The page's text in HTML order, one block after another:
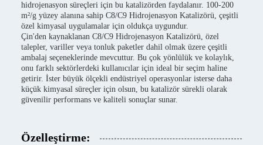
hidrojenasyon süreçleri için bu katalizörden faydalanır. 100-200
m²/g yüzey alanına sahip C8/C9 Hidrojenasyon Katalizörü, çeşitli
özel kimyasal uygulamalar için oldukça uygundur.
Çin'den kaynaklanan C8/C9 Hidrojenasyon Katalizörü, özel
talepler, variller veya tonluk paketler dahil olmak üzere çeşitli
ambalaj seçeneklerinde mevcuttur. Bu çok yönlülük ve kolaylık,
onu farklı sektörlerdeki kullanıcılar için ideal bir seçim haline
getirir. İster büyük ölçekli endüstriyel operasyonlar isterse daha
küçük kimyasal süreçler için olsun, bu katalizör sürekli olarak
güvenilir performans ve kaliteli sonuçlar sunar.
Özelleştirme: